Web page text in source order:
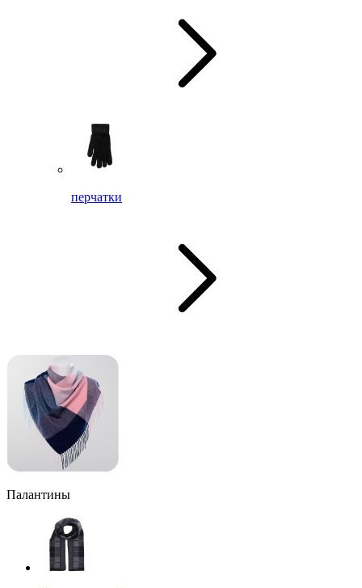
перчатки
Палантины